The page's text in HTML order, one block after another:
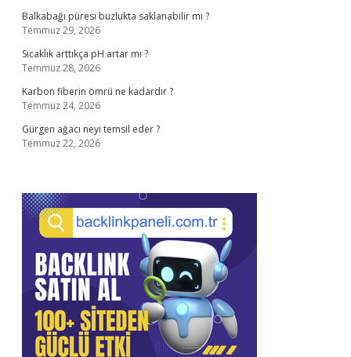
Balkabağı püresi buzlukta saklanabilir mi ?
Temmuz 29, 2026
Sıcaklık arttıkça pH artar mı ?
Temmuz 28, 2026
Karbon fiberin ömrü ne kadardır ?
Temmuz 24, 2026
Gürgen ağacı neyi temsil eder ?
Temmuz 22, 2026